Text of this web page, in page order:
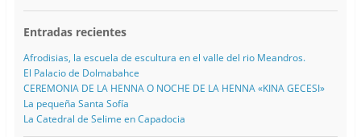
Entradas recientes
Afrodisias, la escuela de escultura en el valle del rio Meandros.
El Palacio de Dolmabahce
CEREMONIA DE LA HENNA O NOCHE DE LA HENNA «KINA GECESI»
La pequeña Santa Sofía
La Catedral de Selime en Capadocia